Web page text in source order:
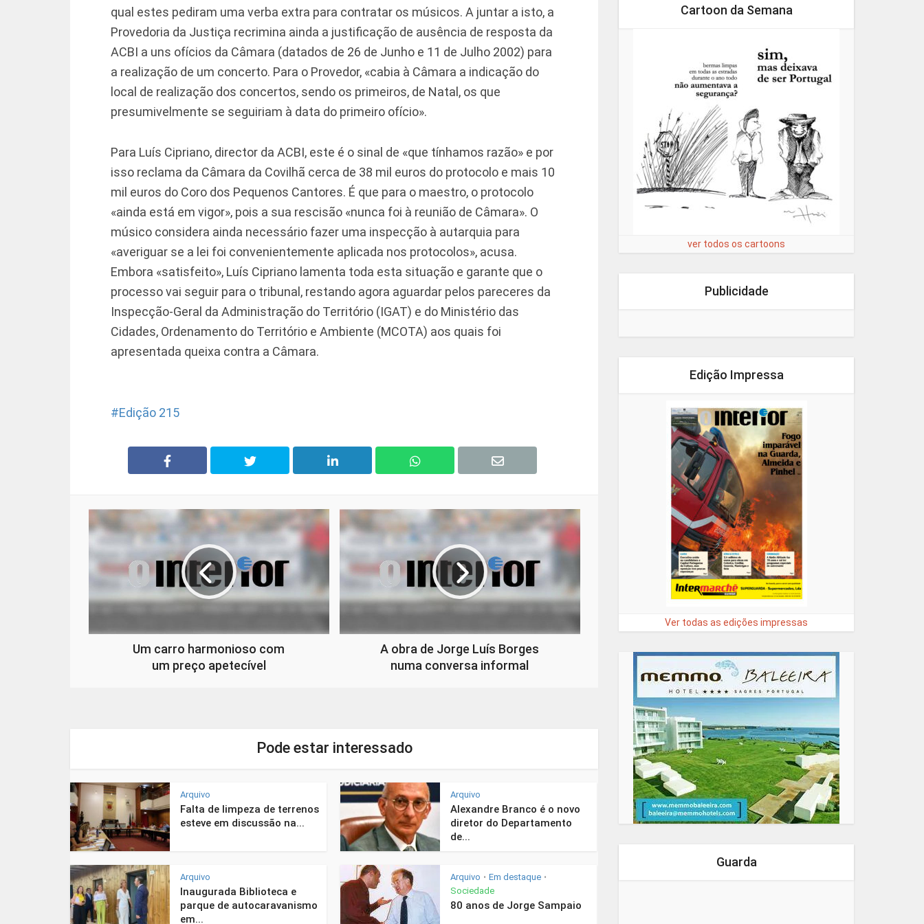
qual estes pediram uma verba extra para contratar os músicos. A juntar a isto, a
Provedoria da Justiça recrimina ainda a justificação de ausência de resposta da
ACBI a uns ofícios da Câmara (datados de 26 de Junho e 11 de Julho 2002) para
a realização de um concerto. Para o Provedor, «cabia à Câmara a indicação do
local de realização dos concertos, sendo os primeiros, de Natal, os que
presumivelmente se seguiriam à data do primeiro ofício».
Para Luís Cipriano, director da ACBI, este é o sinal de «que tínhamos razão» e por
isso reclama da Câmara da Covilhã cerca de 38 mil euros do protocolo e mais 10
mil euros do Coro dos Pequenos Cantores. É que para o maestro, o protocolo
«ainda está em vigor», pois a sua rescisão «nunca foi à reunião de Câmara». O
músico considera ainda necessário fazer uma inspecção à autarquia para
«averiguar se a lei foi convenientemente aplicada nos protocolos», acusa.
Embora «satisfeito», Luís Cipriano lamenta toda esta situação e garante que o
processo vai seguir para o tribunal, restando agora aguardar pelos pareceres da
Inspecção-Geral da Administração do Território (IGAT) e do Ministério das
Cidades, Ordenamento do Território e Ambiente (MCOTA) aos quais foi
apresentada queixa contra a Câmara.
Edição 215
Um carro harmonioso com
um preço apetecível
A obra de Jorge Luís Borges
numa conversa informal
Pode estar interessado
Arquivo
Falta de limpeza de terrenos
esteve em discussão na...
Arquivo
Alexandre Branco é o novo
diretor do Departamento
de...
Arquivo
Inaugurada Biblioteca e
parque de autocaravanismo
em...
Arquivo • Em destaque •
Sociedade
80 anos de Jorge Sampaio
Cartoon da Semana
ver todos os cartoons
Publicidade
Edição Impressa
Ver todas as edições impressas
Guarda